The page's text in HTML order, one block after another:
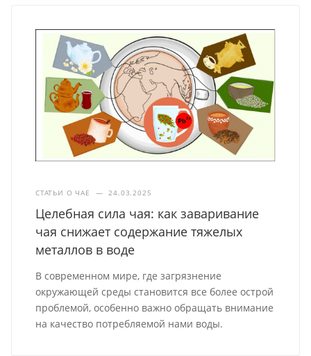
СТАТЬИ О ЧАЕ — 24.03.2025
Целебная сила чая: как заваривание
чая снижает содержание тяжелых
металлов в воде
В современном мире, где загрязнение
окружающей среды становится все более острой
проблемой, особенно важно обращать внимание
на качество потребляемой нами воды.